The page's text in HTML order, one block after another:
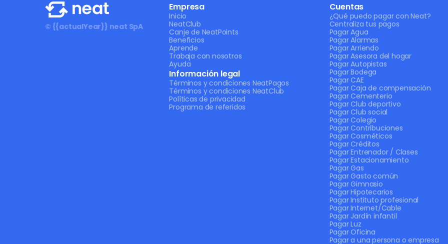
Empresa
Inicio
NeatClub
Canje de NeatPoints
Beneficios
Aprende
Trabaja con nosotros
Ayuda
Información legal
Términos y condiciones NeatPagos
Términos y condiciones NeatClub
Políticas de privacidad
Programa de referidos
Cuentas
¿Qué puedo pagar con Neat?
Centraliza tus pagos
Pagar Agua
Pagar Alarmas
Pagar Arriendo
Pagar Asesora del hogar
Pagar Autopistas
Pagar Bodega
Pagar CAE
Pagar Caja de compensación
Pagar Cementerio
Pagar Club deportivo
Pagar Club social
Pagar Colegio
Pagar Contribuciones
Pagar Cosméticos
Pagar Créditos
Pagar Entrenador / Clases
Pagar Estacionamiento
Pagar Gas
Pagar Gasto común
Pagar Gimnasio
Pagar Hipotecarios
Pagar Instituto profesional
Pagar Internet/Cable
Pagar Jardín infantil
Pagar Luz
Pagar Oficina
Pagar a una persona o empresa
© {{actualYear}} neat SpA